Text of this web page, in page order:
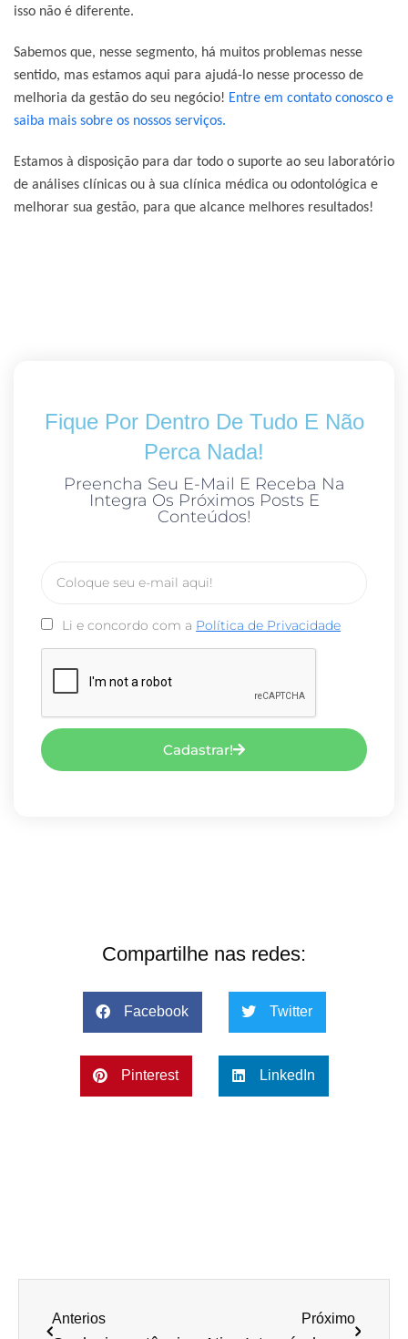
isso não é diferente.
Sabemos que, nesse segmento, há muitos problemas nesse
sentido, mas estamos aqui para ajudá-lo nesse processo de
melhoria da gestão do seu negócio! Entre em contato conosco e
saiba mais sobre os nossos serviços.
Estamos à disposição para dar todo o suporte ao seu laboratório
de análises clínicas ou à sua clínica médica ou odontológica e
melhorar sua gestão, para que alcance melhores resultados!
Fique Por Dentro De Tudo E Não
Perca Nada!
Preencha Seu E-Mail E Receba Na
Integra Os Próximos Posts E
Conteúdos!
Li e concordo com a Política de Privacidade
Cadastrar!
Compartilhe nas redes:
Facebook Twitter
Pinterest LinkedIn
Anterios Próximo